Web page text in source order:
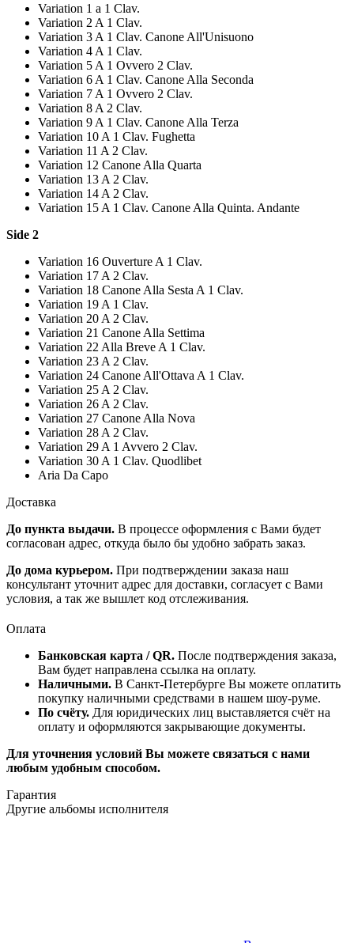
Variation 1 a 1 Clav.
Variation 2 A 1 Clav.
Variation 3 A 1 Clav. Canone All'Unisuono
Variation 4 A 1 Clav.
Variation 5 A 1 Ovvero 2 Clav.
Variation 6 A 1 Clav. Canone Alla Seconda
Variation 7 A 1 Ovvero 2 Clav.
Variation 8 A 2 Clav.
Variation 9 A 1 Clav. Canone Alla Terza
Variation 10 A 1 Clav. Fughetta
Variation 11 A 2 Clav.
Variation 12 Canone Alla Quarta
Variation 13 A 2 Clav.
Variation 14 A 2 Clav.
Variation 15 A 1 Clav. Canone Alla Quinta. Andante
Side 2
Variation 16 Ouverture A 1 Clav.
Variation 17 A 2 Clav.
Variation 18 Canone Alla Sesta A 1 Clav.
Variation 19 A 1 Clav.
Variation 20 A 2 Clav.
Variation 21 Canone Alla Settima
Variation 22 Alla Breve A 1 Clav.
Variation 23 A 2 Clav.
Variation 24 Canone All'Ottava A 1 Clav.
Variation 25 A 2 Clav.
Variation 26 A 2 Clav.
Variation 27 Canone Alla Nova
Variation 28 A 2 Clav.
Variation 29 A 1 Avvero 2 Clav.
Variation 30 A 1 Clav. Quodlibet
Aria Da Capo
Доставка
До пункта выдачи. В процессе оформления с Вами будет
согласован адрес, откуда было бы удобно забрать заказ.
До дома курьером. При подтверждении заказа наш
консультант уточнит адрес для доставки, согласует с Вами
условия, а так же вышлет код отслеживания.
Оплата
Банковская карта / QR. После подтверждения заказа,
Вам будет направлена ссылка на оплату.
Наличными. В Санкт-Петербурге Вы можете оплатить
покупку наличными средствами в нашем шоу-руме.
По счёту. Для юридических лиц выставляется счёт на
оплату и оформляются закрывающие документы.
Для уточнения условий Вы можете связаться с нами
любым удобным способом.
Гарантия
Другие альбомы исполнителя